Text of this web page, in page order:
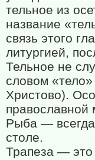
тельное из
название
связь этого
литургией,
Тельное не
словом
Христово).
православной
Рыба —
столе.
Трапеза —